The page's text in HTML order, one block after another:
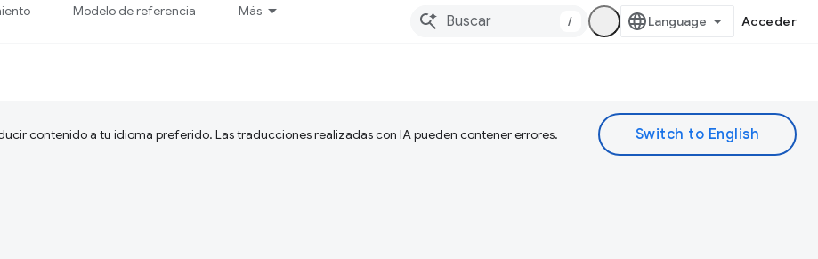
Modelo de referencia Más
/ Acceder
contenido a tu idioma preferido. Las traducciones realizadas con IA pueden contener errores.